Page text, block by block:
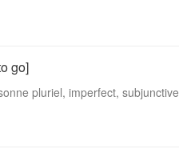
go]
pluriel, imperfect, subjunctive